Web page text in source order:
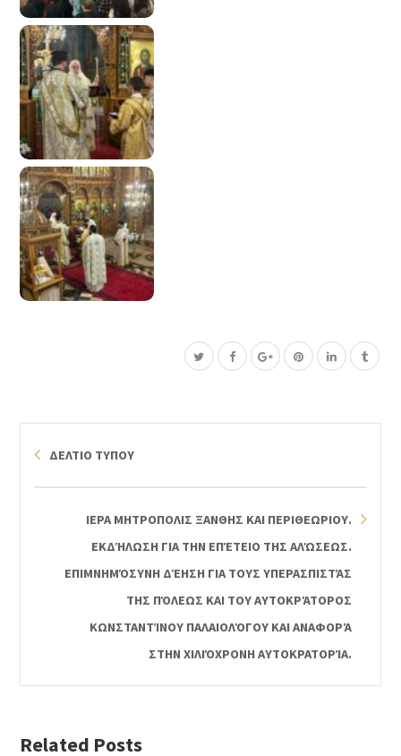
ΔΕΛΤΙΟ ΤΥΠΟΥ
ΙΕΡΑ ΜΗΤΡΟΠΟΛΙΣ ΞΑΝΘΗΣ ΚΑΙ ΠΕΡΙΘΕΩΡΙΟΥ.
ΕΚΔΉΛΩΣΗ ΓΙΑ ΤΗΝ ΕΠΈΤΕΙΟ ΤΗΣ ΑΛΏΣΕΩΣ.
ΕΠΙΜΝΗΜΌΣΥΝΗ ΔΈΗΣΗ ΓΙΑ ΤΟΥΣ ΥΠΕΡΑΣΠΙΣΤΆΣ
ΤΗΣ ΠΌΛΕΩΣ ΚΑΙ ΤΟΥ ΑΥΤΟΚΡΆΤΟΡΟΣ
ΚΩΝΣΤΑΝΤΊΝΟΥ ΠΑΛΑΙΟΛΌΓΟΥ ΚΑΙ ΑΝΑΦΟΡΆ
ΣΤΗΝ ΧΙΛΙΌΧΡΟΝΗ ΑΥΤΟΚΡΑΤΟΡΊΑ.
Related Posts